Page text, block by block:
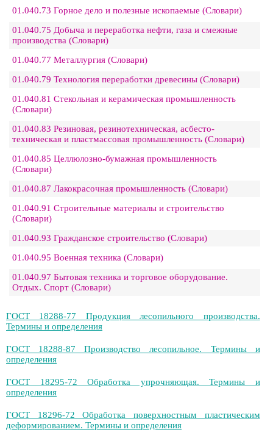
01.040.73 Горное дело и полезные ископаемые (Словари)
01.040.75 Добыча и переработка нефти, газа и смежные
производства (Словари)
01.040.77 Металлургия (Словари)
01.040.79 Технология переработки древесины (Словари)
01.040.81 Стекольная и керамическая промышленность
(Словари)
01.040.83 Резиновая, резинотехническая, асбесто-
техническая и пластмассовая промышленность (Словари)
01.040.85 Целлюлозно-бумажная промышленность
(Словари)
01.040.87 Лакокрасочная промышленность (Словари)
01.040.91 Строительные материалы и строительство
(Словари)
01.040.93 Гражданское строительство (Словари)
01.040.95 Военная техника (Словари)
01.040.97 Бытовая техника и торговое оборудование.
Отдых. Спорт (Словари)
ГОСТ 18288-77 Продукция лесопильного производства.
Термины и определения
ГОСТ 18288-87 Производство лесопильное. Термины и
определения
ГОСТ 18295-72 Обработка упрочняющая. Термины и
определения
ГОСТ 18296-72 Обработка поверхностным пластическим
деформированием. Термины и определения